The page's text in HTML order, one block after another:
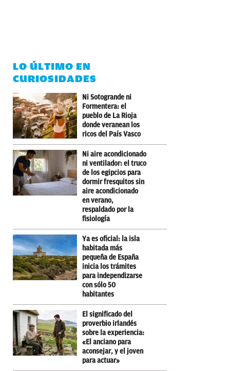
LO ÚLTIMO EN
CURIOSIDADES
Ni Sotogrande ni
Formentera: el
pueblo de La Rioja
donde veranean los
ricos del País Vasco
Ni aire acondicionado
ni ventilador: el truco
de los egipcios para
dormir fresquitos sin
aire acondicionado
en verano,
respaldado por la
fisiología
Ya es oficial: la isla
habitada más
pequeña de España
inicia los trámites
para independizarse
con sólo 50
habitantes
El significado del
proverbio irlandés
sobre la experiencia:
«El anciano para
aconsejar, y el joven
para actuar»